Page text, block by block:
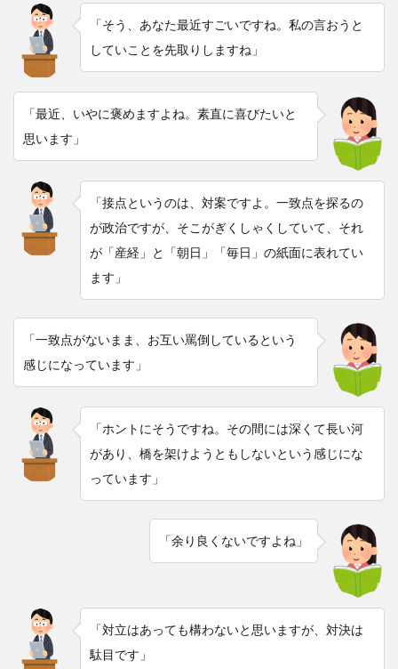
「そう、あなた最近すごいですね。私の言おうと
していことを先取りしますね」
「最近、いやに褒めますよね。素直に喜びたいと
思います」
「接点というのは、対案ですよ。一致点を探るの
が政治ですが、そこがぎくしゃくしていて、それ
が「産経」と「朝日」「毎日」の紙面に表れてい
ます」
「一致点がないまま、お互い罵倒しているという
感じになっています」
「ホントにそうですね。その間には深くて長い河
があり、橋を架けようともしないという感じにな
っています」
「余り良くないですよね」
「対立はあっても構わないと思いますが、対決は
駄目です」